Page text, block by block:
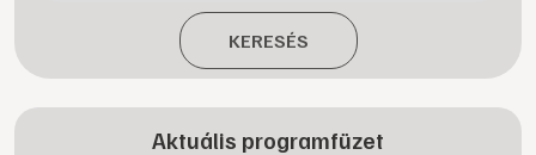
KERESÉS
Aktuális programfüzet